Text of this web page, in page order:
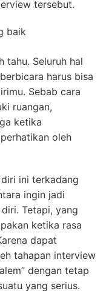
tersebut.
baik
tahu. Seluruh hal
harus bisa
Sebab cara
ruangan,
ketika
oleh
ini terkadang
ingin jadi
Tetapi, yang
ketika rasa
dapat
tahapan interview
dengan tetap
yang serius.